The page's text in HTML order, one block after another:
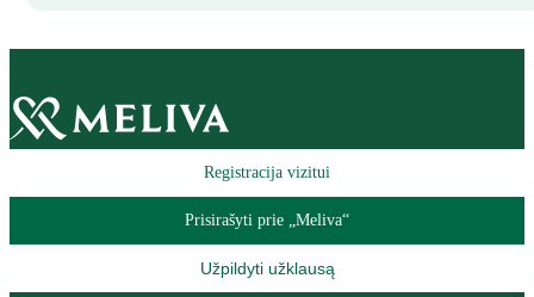
Registracija vizitui
Prisirašyti prie „Meliva“
Užpildyti užklausą